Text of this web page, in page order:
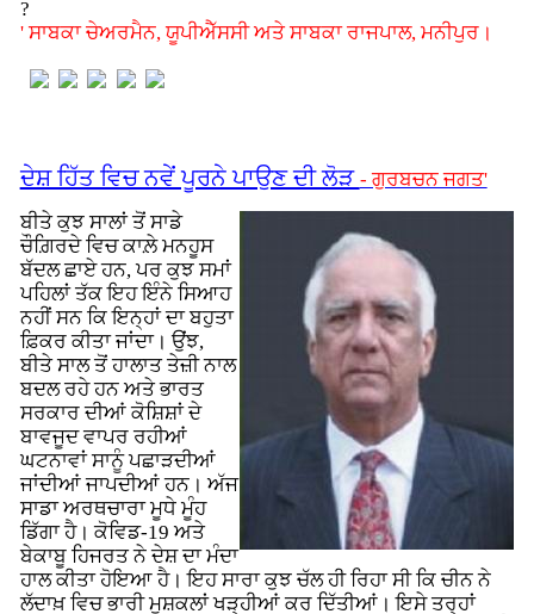
?
' ਸਾਬਕਾ ਚੇਅਰਮੈਨ, ਯੂਪੀਐੱਸਸੀ ਅਤੇ ਸਾਬਕਾ ਰਾਜਪਾਲ, ਮਨੀਪੁਰ।
ਦੇਸ਼ ਹਿੱਤ ਵਿਚ ਨਵੇਂ ਪੂਰਨੇ ਪਾਉਣ ਦੀ ਲੋੜ - ਗੁਰਬਚਨ ਜਗਤ'
ਬੀਤੇ ਕੁਝ ਸਾਲਾਂ ਤੋਂ ਸਾਡੇ
ਚੌਗ਼ਿਰਦੇ ਵਿਚ ਕਾਲ਼ੇ ਮਨਹੂਸ
ਬੱਦਲ ਛਾਏ ਹਨ, ਪਰ ਕੁਝ ਸਮਾਂ
ਪਹਿਲਾਂ ਤੱਕ ਇਹ ਇੰਨੇ ਸਿਆਹ
ਨਹੀਂ ਸਨ ਕਿ ਇਨ੍ਹਾਂ ਦਾ ਬਹੁਤਾ
ਫ਼ਿਕਰ ਕੀਤਾ ਜਾਂਦਾ। ਉਂਝ,
ਬੀਤੇ ਸਾਲ ਤੋਂ ਹਾਲਾਤ ਤੇਜ਼ੀ ਨਾਲ
ਬਦਲ ਰਹੇ ਹਨ ਅਤੇ ਭਾਰਤ
ਸਰਕਾਰ ਦੀਆਂ ਕੋਸ਼ਿਸ਼ਾਂ ਦੇ
ਬਾਵਜੂਦ ਵਾਪਰ ਰਹੀਆਂ
ਘਟਨਾਵਾਂ ਸਾਨੂੰ ਪਛਾੜਦੀਆਂ
ਜਾਂਦੀਆਂ ਜਾਪਦੀਆਂ ਹਨ। ਅੱਜ
ਸਾਡਾ ਅਰਥਚਾਰਾ ਮੂਧੇ ਮੂੰਹ
ਡਿੱਗਾ ਹੈ। ਕੋਵਿਡ-19 ਅਤੇ
ਬੇਕਾਬੂ ਹਿਜਰਤ ਨੇ ਦੇਸ਼ ਦਾ ਮੰਦਾ
ਹਾਲ ਕੀਤਾ ਹੋਇਆ ਹੈ। ਇਹ ਸਾਰਾ ਕੁਝ ਚੱਲ ਹੀ ਰਿਹਾ ਸੀ ਕਿ ਚੀਨ ਨੇ
ਲੱਦਾਖ਼ ਵਿਚ ਭਾਰੀ ਮੁਸ਼ਕਲਾਂ ਖੜ੍ਹੀਆਂ ਕਰ ਦਿੱਤੀਆਂ। ਇਸੇ ਤਰ੍ਹਾਂ